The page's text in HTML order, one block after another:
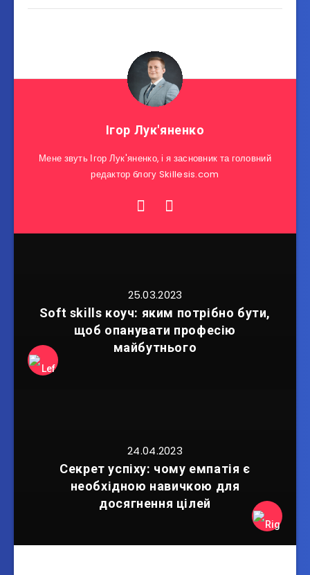
Ігор Лук'яненко
Мене звуть Ігор Лук'яненко, і я засновник та головний
редактор блогу Skillesis.com
25.03.2023
Soft skills коуч: яким потрібно бути,
щоб опанувати професію
майбутнього
24.04.2023
Секрет успіху: чому емпатія є
необхідною навичкою для
досягнення цілей